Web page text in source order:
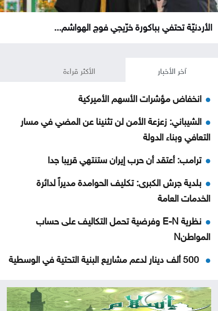
الأردنيّة تحتفي بباكورة خرّيجي فوج الهواشم...
آخر الأخبار الأكثر قراءة
انخفاض مؤشرات الأسهم الأميركية
الشيباني: زعزعة الأمن لن تثنينا عن المضي في مسار
التعافي وبناء الدولة
ترامب: أعتقد أن حرب إيران ستنتهي قريبا جدا
بلدية جرش الكبرى: تكليف الحوامدة مديراً لدائرة
الخدمات العامة
نظرية E-N وفرضية تحمل التكاليف على حساب
المواطنN
تمهيدي الدوري الأوروبي